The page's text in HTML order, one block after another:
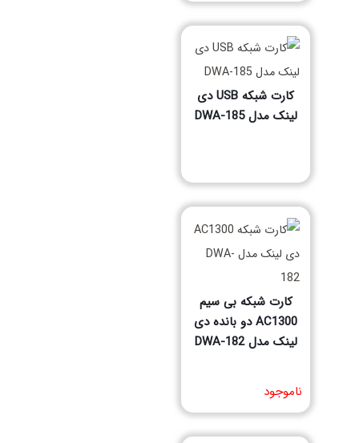
کارت شبکه USB دی
لینک مدل DWA-185
کارت شبکه بی سیم
AC1300 دو بانده دی
لینک مدل DWA-182
ناموجود
مشخصات فنی محصول